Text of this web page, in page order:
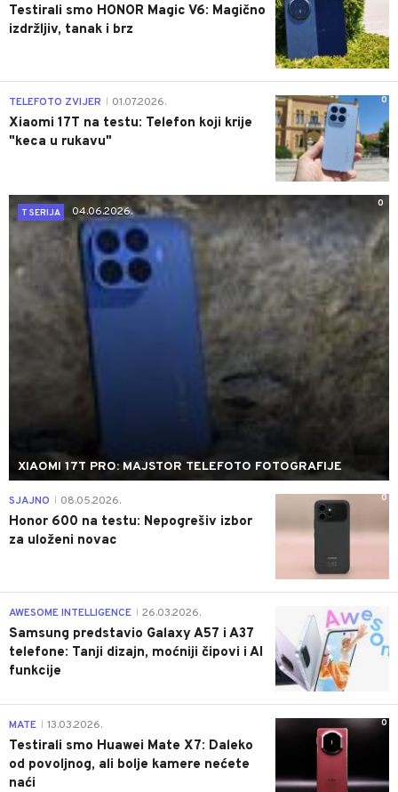
Testirali smo HONOR Magic V6: Magično
izdržljiv, tanak i brz
0
TELEFOTO ZVIJER 01.07.2026.
Xiaomi 17T na testu: Telefon koji krije
"keca u rukavu"
0
T SERIJA
04.06.2026.
XIAOMI 17T PRO: MAJSTOR TELEFOTO FOTOGRAFIJE
0
SJAJNO 08.05.2026.
Honor 600 na testu: Nepogrešiv izbor
za uloženi novac
AWESOME INTELLIGENCE 26.03.2026.
Samsung predstavio Galaxy A57 i A37
telefone: Tanji dizajn, moćniji čipovi i AI
funkcije
0
MATE 13.03.2026.
Testirali smo Huawei Mate X7: Daleko
od povoljnog, ali bolje kamere nećete
naći